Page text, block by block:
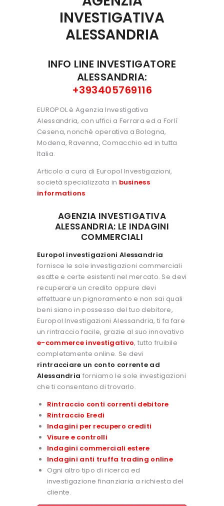
INVESTIGATIVA
ALESSANDRIA
INFO LINE INVESTIGATORE
ALESSANDRIA:
+393405769116
EUROPOL è Agenzia Investigativa
Alessandria, con uffici a Ferrara ed a Forlì
Cesena, nonchè operativa a Bologna,
Modena, Ravenna, Comacchio ed in tutta
Italia.
Articolo a cura di Europol Investigazioni,
società specializzata in business
informations
AGENZIA INVESTIGATIVA
ALESSANDRIA: LE INDAGINI
COMMERCIALI
Europol investigazioni Alessandria
fornisce le sole investigazioni commerciali
esatte e certe esistenti nel mercato. Se devi
recuperare un credito oppure devi
effettuare un pignoramento e non sai quali
beni siano in possesso del tuo debitore,
Europol Investigazioni Alessandria, ti fa fare
un rintraccio facile, grazie al suo innovativo
e-commerce investigativo, tutto fruibile
completamente online. Se devi
rintracciare un conto corrente ad
Alessandria forniamo le sole investigazioni
che ti consentano di trovarlo.
Rintraccio conti correnti debitore
Rintraccio Eredi
Indagini per recupero crediti
Visure e controlli
Indagini commerciali estere
Indagini anti truffa trading online
Ogni altro tipo di ricerca ed
investigazione finanziaria a richiesta del
cliente.